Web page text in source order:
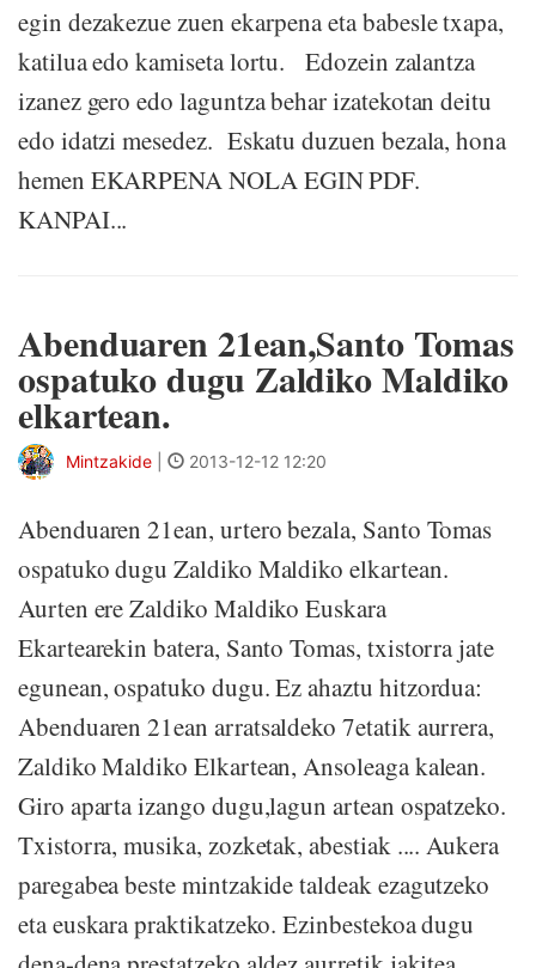
egin dezakezue zuen ekarpena eta babesle txapa,
katilua edo kamiseta lortu. Edozein zalantza
izanez gero edo laguntza behar izatekotan deitu
edo idatzi mesedez. Eskatu duzuen bezala, hona
hemen EKARPENA NOLA EGIN PDF.
KANPAI...
Abenduaren 21ean,Santo Tomas
ospatuko dugu Zaldiko Maldiko
elkartean.
Mintzakide 2013-12-12 12:20
Abenduaren 21ean, urtero bezala, Santo Tomas
ospatuko dugu Zaldiko Maldiko elkartean.
Aurten ere Zaldiko Maldiko Euskara
Ekartearekin batera, Santo Tomas, txistorra jate
egunean, ospatuko dugu. Ez ahaztu hitzordua:
Abenduaren 21ean arratsaldeko 7etatik aurrera,
Zaldiko Maldiko Elkartean, Ansoleaga kalean.
Giro aparta izango dugu,lagun artean ospatzeko.
Txistorra, musika, zozketak, abestiak .... Aukera
paregabea beste mintzakide taldeak ezagutzeko
eta euskara praktikatzeko. Ezinbestekoa dugu